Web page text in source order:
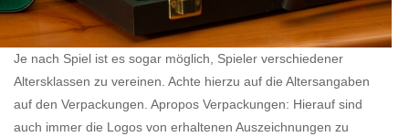
Je nach Spiel ist es sogar möglich, Spieler verschiedener
Altersklassen zu vereinen. Achte hierzu auf die Altersangaben
auf den Verpackungen. Apropos Verpackungen: Hierauf sind
auch immer die Logos von erhaltenen Auszeichnungen zu